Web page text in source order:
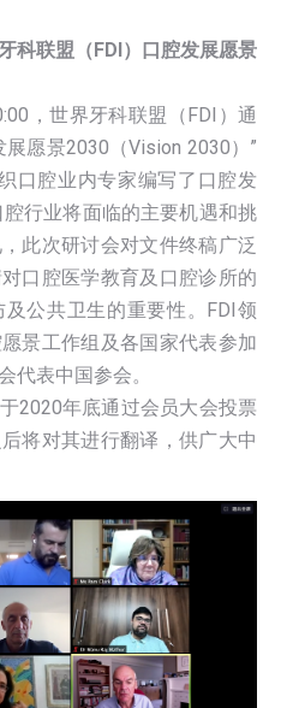
科联盟（FDI）口腔发展愿景
，世界牙科联盟（FDI）通
愿景2030（Vision 2030）”
口腔业内专家编写了口腔发
行业将面临的主要机遇和挑
此次研讨会对文件终稿广泛
口腔医学教育及口腔诊所的
公共卫生的重要性。FDI领
景工作组及各国家代表参加
代表中国参会。
2020年底通过会员大会投票
将对其进行翻译，供广大中